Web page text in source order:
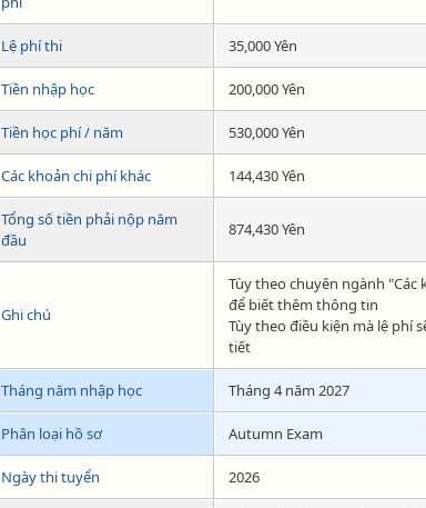
Lệ phí thi 35,000 Yên
Tiền nhập học 200,000 Yên
Tiền học phí / năm 530,000 Yên
Các khoản chi phí khác 144,430 Yên
Tổng số tiền phải nộp năm
đầu
874,430 Yên
Ghi chú
Tùy theo chuyên ngành "Các
để biết thêm thông tin
Tùy theo điều kiện mà lệ phí
tiết
Tháng năm nhập học Tháng 4 năm 2027
Phân loại hồ sơ Autumn Exam
Ngày thi tuyển 2026